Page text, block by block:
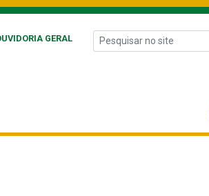
GERAL